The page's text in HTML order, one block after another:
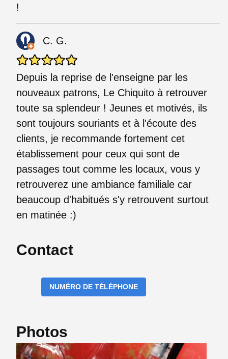
!
C. G.
Depuis la reprise de l'enseigne par les
nouveaux patrons, Le Chiquito à retrouver
toute sa splendeur ! Jeunes et motivés, ils
sont toujours souriants et à l'écoute des
clients, je recommande fortement cet
établissement pour ceux qui sont de
passages tout comme les locaux, vous y
retrouverez une ambiance familiale car
beaucoup d'habitués s'y retrouvent surtout
en matinée :)
Contact
NUMÉRO DE TÉLÉPHONE
Photos